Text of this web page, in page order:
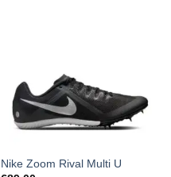
Nike Zoom Rival Multi U